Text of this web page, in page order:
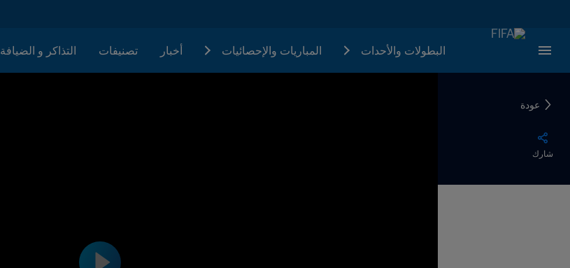
البطولات والأحدات المباريات والإحصائيات أخبار تصنيفات التذاكر و الضيافة
عودة
شارك